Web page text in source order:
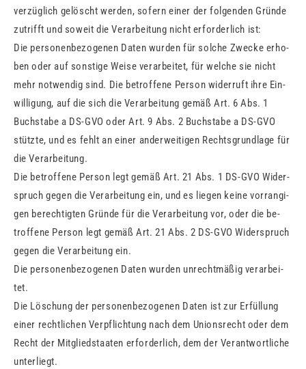
ver­züg­lich ge­löscht wer­den, so­fern einer der fol­gen­den Grün­de
zu­trifft und so­weit die Ver­ar­bei­tung nicht er­for­der­lich ist:
Die per­so­nen­be­zo­ge­nen Daten wur­den für sol­che Zwe­cke er­ho­
ben oder auf sons­ti­ge Weise ver­ar­bei­tet, für wel­che sie nicht
mehr not­wen­dig sind. Die be­trof­fe­ne Per­son wi­der­ruft ihre Ein­
wil­li­gung, auf die sich die Ver­ar­bei­tung gemäß Art. 6 Abs. 1
Buch­sta­be a DS-GVO oder Art. 9 Abs. 2 Buch­sta­be a DS-GVO
stütz­te, und es fehlt an einer an­der­wei­ti­gen Rechts­grund­la­ge für
die Ver­ar­bei­tung.
Die be­trof­fe­ne Per­son legt gemäß Art. 21 Abs. 1 DS-GVO Wi­der­
spruch gegen die Ver­ar­bei­tung ein, und es lie­gen keine vor­ran­gi­
gen be­rech­tig­ten Grün­de für die Ver­ar­bei­tung vor, oder die be­
trof­fe­ne Per­son legt gemäß Art. 21 Abs. 2 DS-GVO Wi­der­spruch
gegen die Ver­ar­bei­tung ein.
Die per­so­nen­be­zo­ge­nen Daten wur­den un­recht­mä­ßig ver­ar­bei­
tet.
Die Lö­schung der per­so­nen­be­zo­ge­nen Daten ist zur Er­fül­lung
einer recht­li­chen Ver­pflich­tung nach dem Uni­ons­recht oder dem
Recht der Mit­glied­staa­ten er­for­der­lich, dem der Ver­ant­wort­li­che
un­ter­liegt.